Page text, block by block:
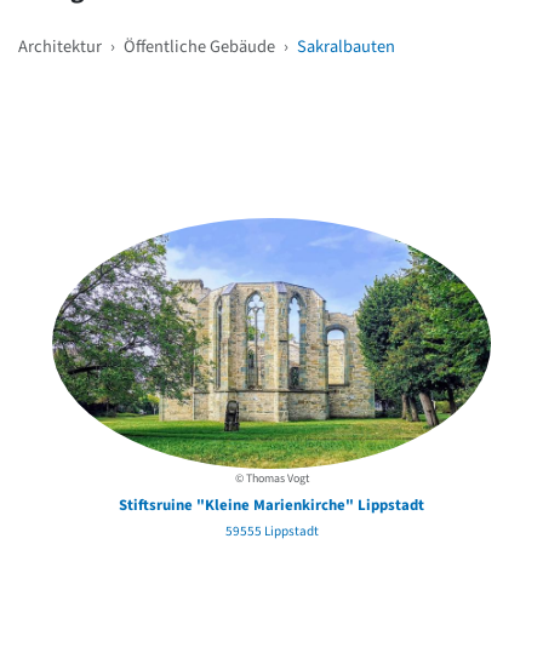
Architektur › Öffentliche Gebäude › Sakralbauten
© Thomas Vogt
Stiftsruine "Kleine Marienkirche" Lippstadt
59555 Lippstadt